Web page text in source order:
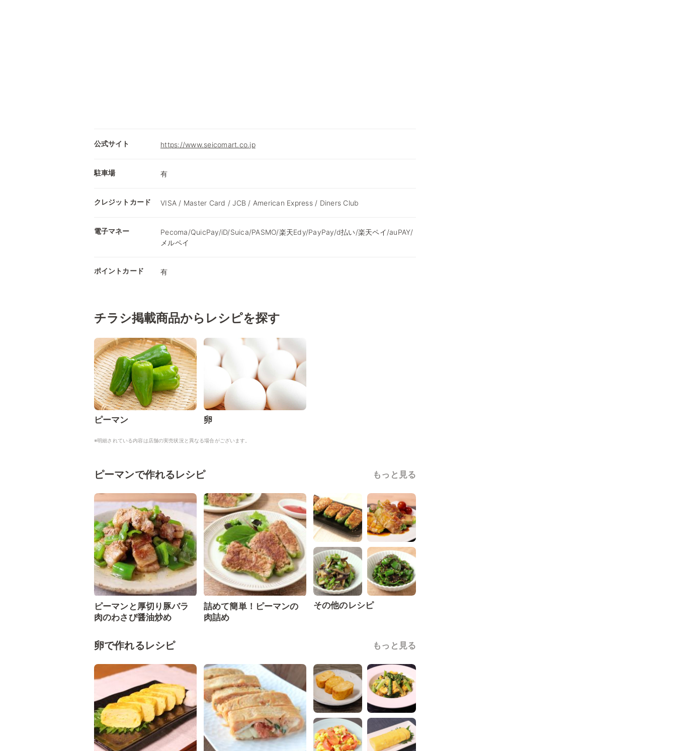
公式サイト https://www.seicomart.co.jp
駐車場 有
クレジットカード VISA / Master Card / JCB / American Express / Diners Club
電子マネー
Pecoma/QuicPay/iD/Suica/PASMO/楽天Edy/PayPay/d払い/楽天ペイ/auPAY/
メルペイ
ポイントカード 有
チラシ掲載商品からレシピを探す
ピーマン 卵
※明細されている内容は店舗の実売状況と異なる場合がございます。
ピーマンで作れるレシピ もっと見る
ピーマンと厚切り豚バラ
肉のわさび醤油炒め
詰めて簡単！ピーマンの
肉詰め
その他のレシピ
卵で作れるレシピ もっと見る